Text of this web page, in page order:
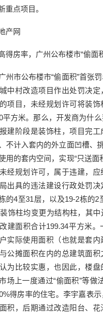
重点项目。
产网
得房率，广州公布楼市“偷面
州市公布楼市“偷面积”首张
中村改造项目作出处罚决
项目，未经规划许可将装
平方米。那么，开发商为什
建阶段是装饰柱，项目完工
不计入套内的外立面凹槽、挑
用的套内空间，实现“只送面
经规划许可，属于违建，
出具的违法建设行政处罚
的4至31层，以及19-2栋的2
饰柱均变更为结构柱，其
建面积合计199.34平方米
实际使用面积（也就是套
公摊面积在内的总建筑面
为比较实惠，也因此，楼
场上一度通过“偷面积”等做
得房率的住宅。李宇嘉表
积，后期通过改造阳台、花